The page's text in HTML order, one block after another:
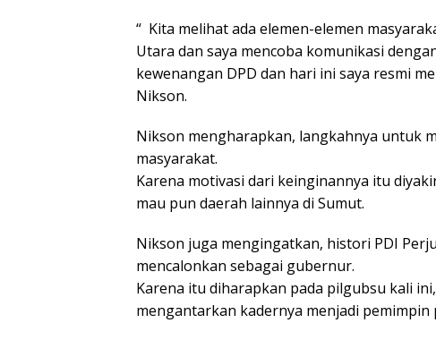
“ Kita melihat ada elemen-elemen
Utara dan saya mencoba komunikasi
kewenangan DPD dan hari ini saya resmi
Nikson.
Nikson mengharapkan, langkahnya untuk
masyarakat.
Karena motivasi dari keinginannya itu
mau pun daerah lainnya di Sumut.
Nikson juga mengingatkan, histori PDI
mencalonkan sebagai gubernur.
Karena itu diharapkan pada pilgubsu kali
mengantarkan kadernya menjadi pemimpin